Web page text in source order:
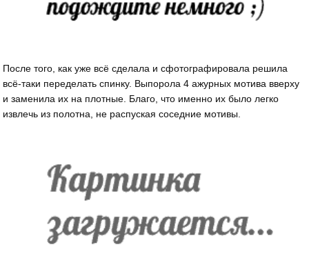
После того, как уже всё сделала и сфотографировала решила
всё-таки переделать спинку. Выпорола 4 ажурных мотива вверху
и заменила их на плотные. Благо, что именно их было легко
извлечь из полотна, не распуская соседние мотивы.